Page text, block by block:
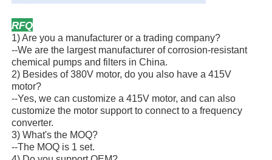
RFQ
1) Are you a manufacturer or a trading company?
--We are the largest manufacturer of corrosion-resistant
chemical pumps and filters in China.
2) Besides of 380V motor, do you also have a 415V
motor?
--Yes, we can customize a 415V motor, and can also
customize the motor support to connect to a frequency
converter.
3) What's the MOQ?
--The MOQ is 1 set.